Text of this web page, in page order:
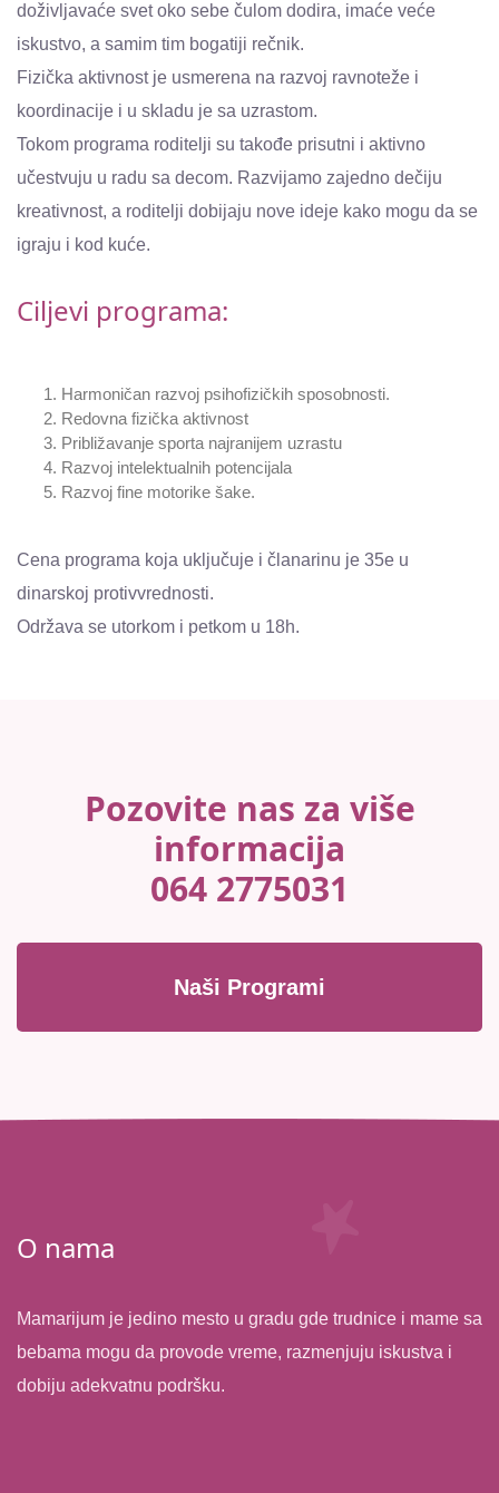
doživljavaće svet oko sebe čulom dodira, imaće veće
iskustvo, a samim tim bogatiji rečnik.
Fizička aktivnost je usmerena na razvoj ravnoteže i
koordinacije i u skladu je sa uzrastom.
Tokom programa roditelji su takođe prisutni i aktivno
učestvuju u radu sa decom. Razvijamo zajedno dečiju
kreativnost, a roditelji dobijaju nove ideje kako mogu da se
igraju i kod kuće.
Ciljevi programa:
Harmoničan razvoj psihofizičkih sposobnosti.
Redovna fizička aktivnost
Približavanje sporta najranijem uzrastu
Razvoj intelektualnih potencijala
Razvoj fine motorike šake.
Cena programa koja uključuje i članarinu je 35e u
dinarskoj protivvrednosti.
Održava se utorkom i petkom u 18h.
Pozovite nas za više
informacija
064 2775031
Naši Programi
O nama
Mamarijum je jedino mesto u gradu gde trudnice i mame sa
bebama mogu da provode vreme, razmenjuju iskustva i
dobiju adekvatnu podršku.